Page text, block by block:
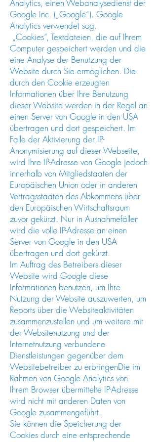
Analytics, einen Webanalysedienst der
Google Inc. („Google“). Google
Analytics verwendet sog.
„Cookies“, Textdateien, die auf Ihrem
Computer gespeichert werden und die
eine Analyse der Benutzung der
Website durch Sie ermöglichen. Die
durch den Cookie erzeugten
Informationen über Ihre Benutzung
dieser Website werden in der Regel an
einen Server von Google in den USA
übertragen und dort gespeichert. Im
Falle der Aktivierung der IP-
Anonymisierung auf dieser Webseite,
wird Ihre IP-Adresse von Google jedoch
innerhalb von Mitgliedstaaten der
Europäischen Union oder in anderen
Vertragsstaaten des Abkommens über
den Europäischen Wirtschaftsraum
zuvor gekürzt. Nur in Ausnahmefällen
wird die volle IP-Adresse an einen
Server von Google in den USA
übertragen und dort gekürzt.
Im Auftrag des Betreibers dieser
Website wird Google diese
Informationen benutzen, um Ihre
Nutzung der Website auszuwerten, um
Reports über die Websiteaktivitäten
zusammenzustellen und um weitere mit
der Websitenutzung und der
Internetnutzung verbundene
Dienstleistungen gegenüber dem
Websitebetreiber zu erbringenDie im
Rahmen von Google Analytics von
Ihrem Browser übermittelte IP-Adresse
wird nicht mit anderen Daten von
Google zusammengeführt.
Sie können die Speicherung der
Cookies durch eine entsprechende